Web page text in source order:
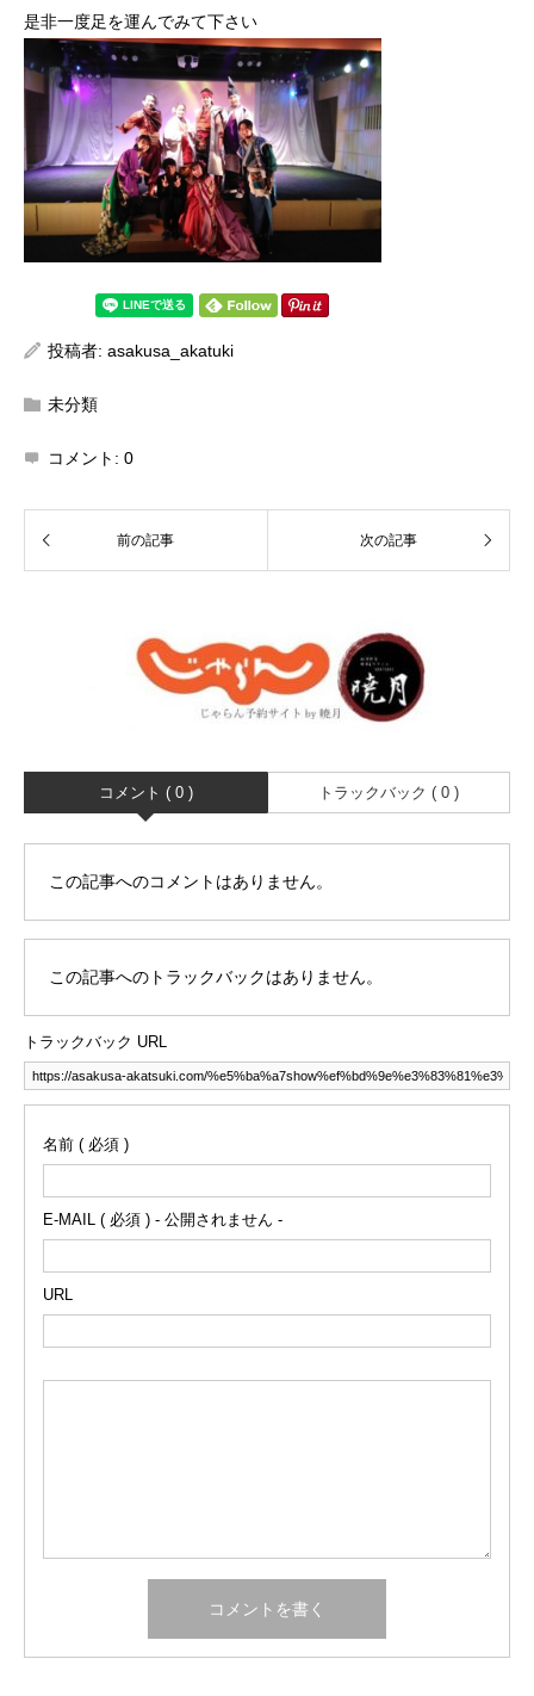
是非一度足を運んでみて下さい
投稿者: asakusa_akatuki
未分類
コメント: 0
コメント ( 0 ) トラックバック ( 0 )
この記事へのコメントはありません。
この記事へのトラックバックはありません。
トラックバック URL
名前 ( 必須 )
E-MAIL ( 必須 ) - 公開されません -
URL